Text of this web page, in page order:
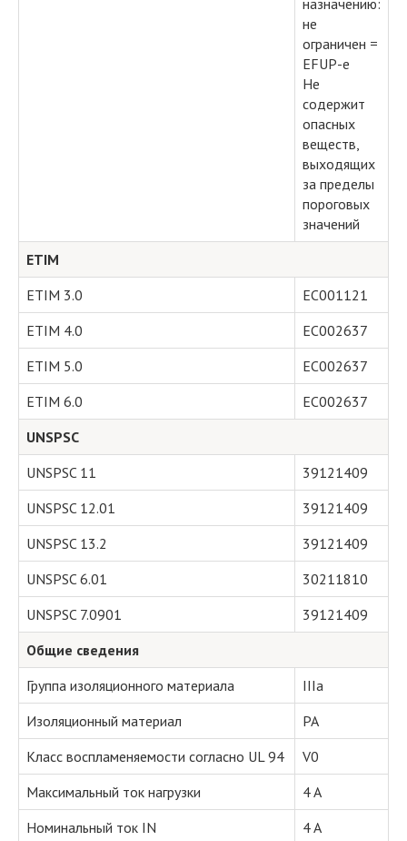
назначению:
не
ограничен =
EFUP-e
Не
содержит
опасных
веществ,
выходящих
за пределы
пороговых
значений
ETIM
ETIM 3.0
EC001121
ETIM 4.0
EC002637
ETIM 5.0
EC002637
ETIM 6.0
EC002637
UNSPSC
UNSPSC 11
39121409
UNSPSC 12.01
39121409
UNSPSC 13.2
39121409
UNSPSC 6.01
30211810
UNSPSC 7.0901
39121409
Общие сведения
Группа изоляционного материала
IIIa
Изоляционный материал
PA
Класс воспламеняемости согласно UL 94
V0
Максимальный ток нагрузки
4 A
Номинальный ток IN
4 A